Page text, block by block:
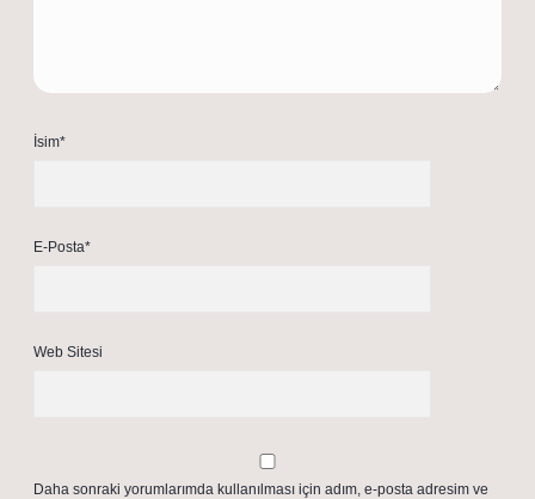
İsim*
E-Posta*
Web Sitesi
Daha sonraki yorumlarımda kullanılması için adım, e-posta adresim ve